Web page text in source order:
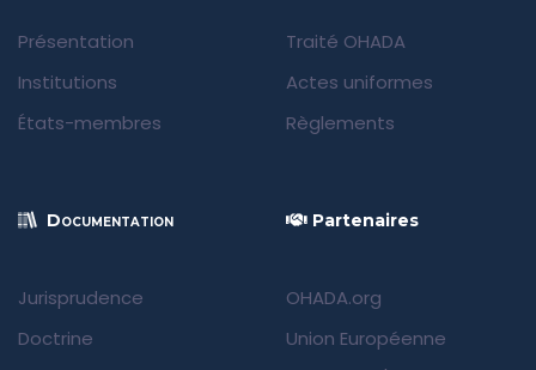
Présentation
Institutions
États-membres
Traité OHADA
Actes uniformes
Règlements
Documentation
Jurisprudence
Doctrine
Partenaires
OHADA.org
Union Européenne